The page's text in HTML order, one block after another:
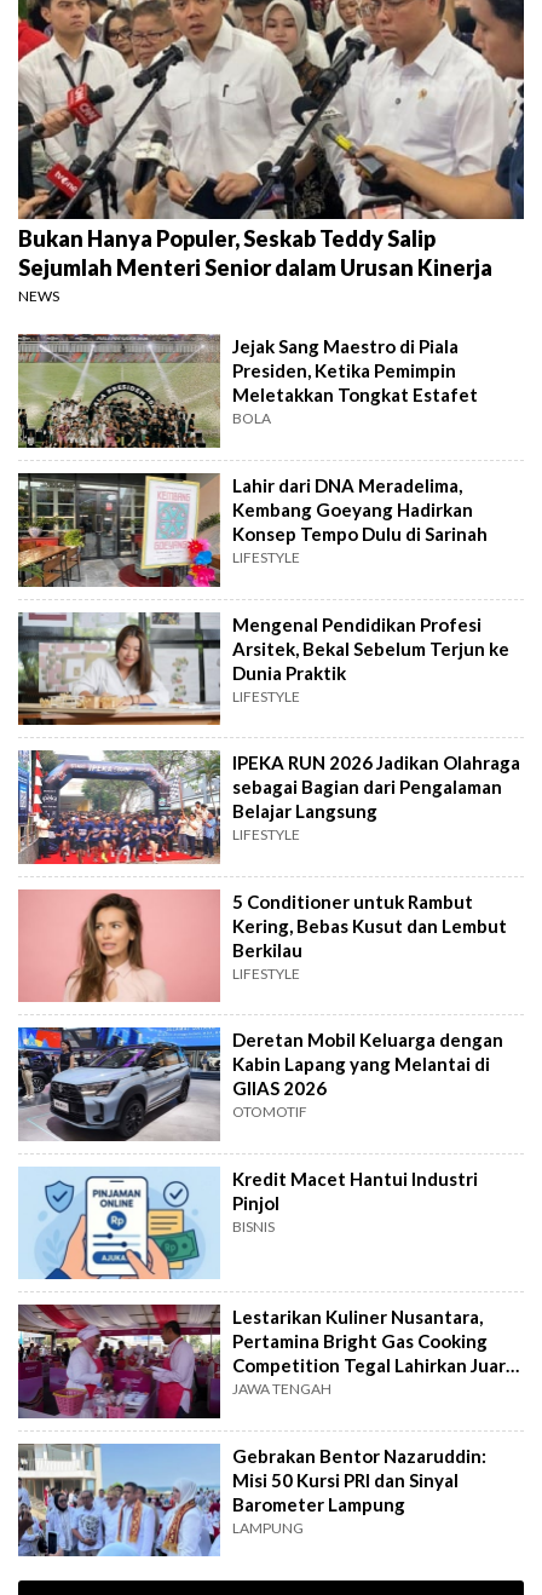
Bukan Hanya Populer, Seskab Teddy Salip
Sejumlah Menteri Senior dalam Urusan Kinerja
NEWS
Jejak Sang Maestro di Piala
Presiden, Ketika Pemimpin
Meletakkan Tongkat Estafet
BOLA
Lahir dari DNA Meradelima,
Kembang Goeyang Hadirkan
Konsep Tempo Dulu di Sarinah
LIFESTYLE
Mengenal Pendidikan Profesi
Arsitek, Bekal Sebelum Terjun ke
Dunia Praktik
LIFESTYLE
IPEKA RUN 2026 Jadikan Olahraga
sebagai Bagian dari Pengalaman
Belajar Langsung
LIFESTYLE
5 Conditioner untuk Rambut
Kering, Bebas Kusut dan Lembut
Berkilau
LIFESTYLE
Deretan Mobil Keluarga dengan
Kabin Lapang yang Melantai di
GIIAS 2026
OTOMOTIF
Kredit Macet Hantui Industri
Pinjol
BISNIS
Lestarikan Kuliner Nusantara,
Pertamina Bright Gas Cooking
Competition Tegal Lahirkan Juara
Baru
JAWA TENGAH
Gebrakan Bentor Nazaruddin:
Misi 50 Kursi PRI dan Sinyal
Barometer Lampung
LAMPUNG